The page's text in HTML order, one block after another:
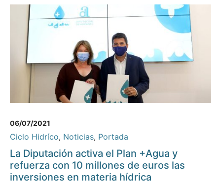
06/07/2021
Ciclo Hidríco, Noticias, Portada
La Diputación activa el Plan +Agua y
refuerza con 10 millones de euros las
inversiones en materia hídrica